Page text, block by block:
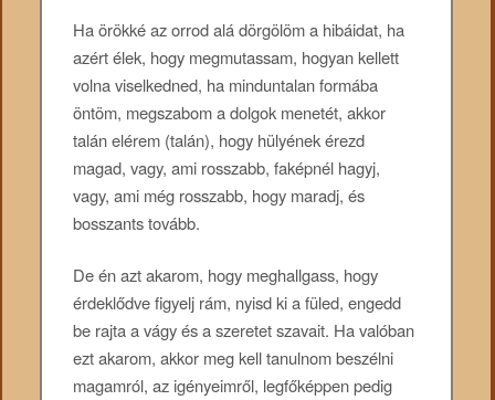
Ha örökké az orrod alá dörgölöm a hibáidat, ha
azért élek, hogy megmutassam, hogyan kellett
volna viselkedned, ha minduntalan formába
öntöm, megszabom a dolgok menetét, akkor
talán elérem (talán), hogy hülyének érezd
magad, vagy, ami rosszabb, faképnél hagyj,
vagy, ami még rosszabb, hogy maradj, és
bosszants tovább.
De én azt akarom, hogy meghallgass, hogy
érdeklődve figyelj rám, nyisd ki a füled, engedd
be rajta a vágy és a szeretet szavait. Ha valóban
ezt akarom, akkor meg kell tanulnom beszélni
magamról, az igényeimről, legfőképpen pedig